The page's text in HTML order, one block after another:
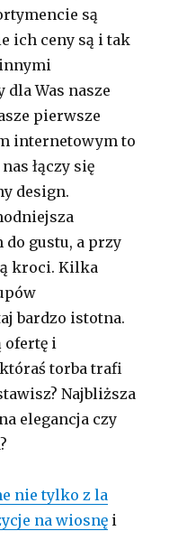
są
ich ceny są i tak
Was nasze
pierwsze
internetowym to
łączy się
design.
gustu, a przy
kroci. Kilka
bardzo istotna.
ofertę i
torba trafi
Najbliższa
elegancja czy
nie tylko z la
na wiosnę i